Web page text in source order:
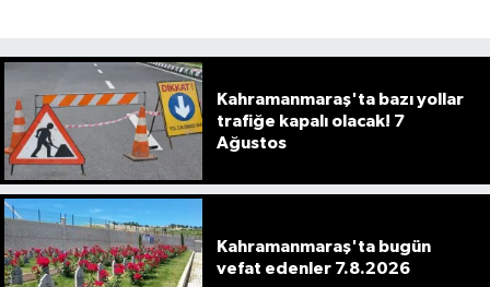
Kahramanmaraş'ta bazı yollar
trafiğe kapalı olacak! 7
Ağustos
Kahramanmaraş'ta bugün
vefat edenler 7.8.2026